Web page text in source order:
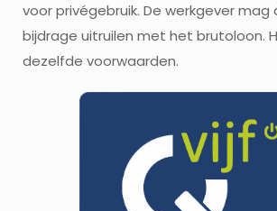
voor privégebruik. De werkgever mag
bijdrage uitruilen met het brutoloon.
dezelfde voorwaarden.